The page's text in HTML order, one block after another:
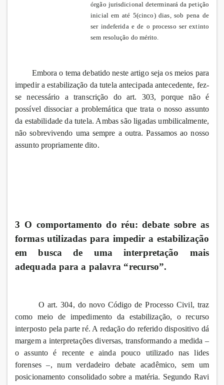
órgão jurisdicional determinará da petição
inicial em até 5(cinco) dias, sob pena de
ser indeferida e de o processo ser extinto
sem resolução do mérito.
Embora o tema debatido neste artigo seja os meios para
impedir a estabilização da tutela antecipada antecedente, fez-
se necessário a transcrição do art. 303, porque não é
possível dissociar a problemática que trata o nosso assunto
da estabilidade da tutela. Ambas são ligadas umbilicalmente,
não sobrevivendo uma sempre a outra. Passamos ao nosso
assunto propriamente dito.
3 O comportamento do réu: debate sobre as
formas utilizadas para impedir a estabilização
em busca de uma interpretação mais
adequada para a palavra “recurso”.
O art. 304, do novo Código de Processo Civil, traz
como meio de impedimento da estabilização, o recurso
interposto pela parte ré. A redação do referido dispositivo dá
margem a interpretações diversas, transformando a medida –
o assunto é recente e ainda pouco utilizado nas lides
forenses –, num verdadeiro debate acadêmico, sem um
posicionamento consolidado sobre a matéria. Segundo Ravi